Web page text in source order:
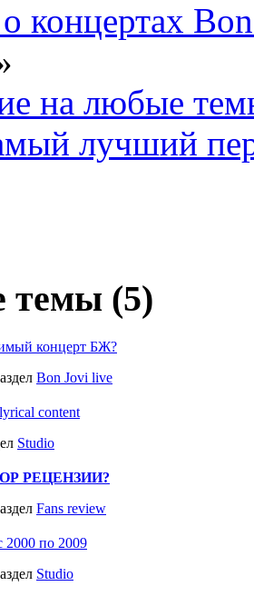
концертах
на любые
лучший
темы (5)
концерт БЖ?
Bon Jovi live
content
Studio
РЕЦЕНЗИИ?
Fans review
по 2009
Studio